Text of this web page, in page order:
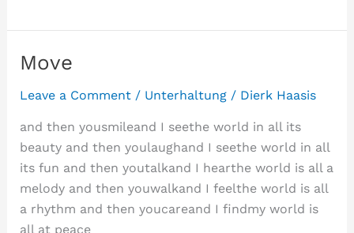
Move
Leave a Comment / Unterhaltung/ Dierk Haasis
and then yousmileand I seethe world in all its
beauty and then youlaughand I seethe world in all
its fun and then youtalkand I hearthe world is all a
melody and then youwalkand I feelthe world is all
a rhythm and then youcareand I findmy world is
all at peace